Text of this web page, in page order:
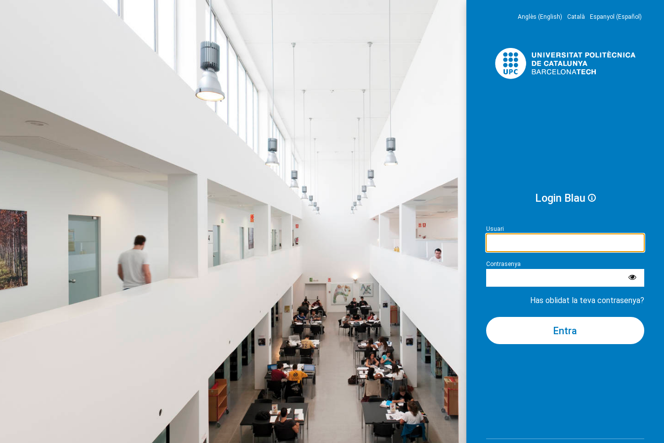
Anglès (English) Català Espanyol (Español)
Login Blau
Usuari
Contrasenya
Has oblidat la teva contrasenya?